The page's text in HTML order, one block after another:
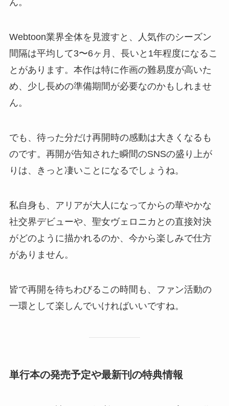
ん。
Webtoon業界全体を見渡すと、人気作のシーズン
間隔は平均して3〜6ヶ月、長いと1年程度になるこ
とがあります。本作は特に作画の難易度が高いた
め、少し長めの準備期間が必要なのかもしれませ
ん。
でも、待った分だけ再開時の感動は大きくなるも
のです。再開が告知された瞬間のSNSの盛り上が
りは、きっと凄いことになるでしょうね。
私自身も、アリアが大人になってからの華やかな
社交界デビューや、聖女ヴェロニカとの直接対決
がどのように描かれるのか、今から楽しみで仕方
がありません。
皆で再開を待ちわびるこの時間も、ファン活動の
一環として楽しんでいければいいですね。
単行本の発売予定や最新刊の特典情報